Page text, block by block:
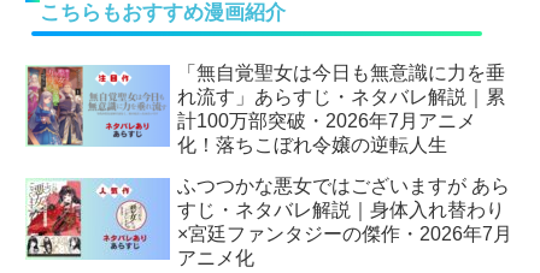
こちらもおすすめ漫画紹介
「無自覚聖女は今日も無意識に力を垂
れ流す」あらすじ・ネタバレ解説｜累
計100万部突破・2026年7月アニメ
化！落ちこぼれ令嬢の逆転人生
ふつつかな悪女ではございますが あら
すじ・ネタバレ解説｜身体入れ替わり
×宮廷ファンタジーの傑作・2026年7月
アニメ化